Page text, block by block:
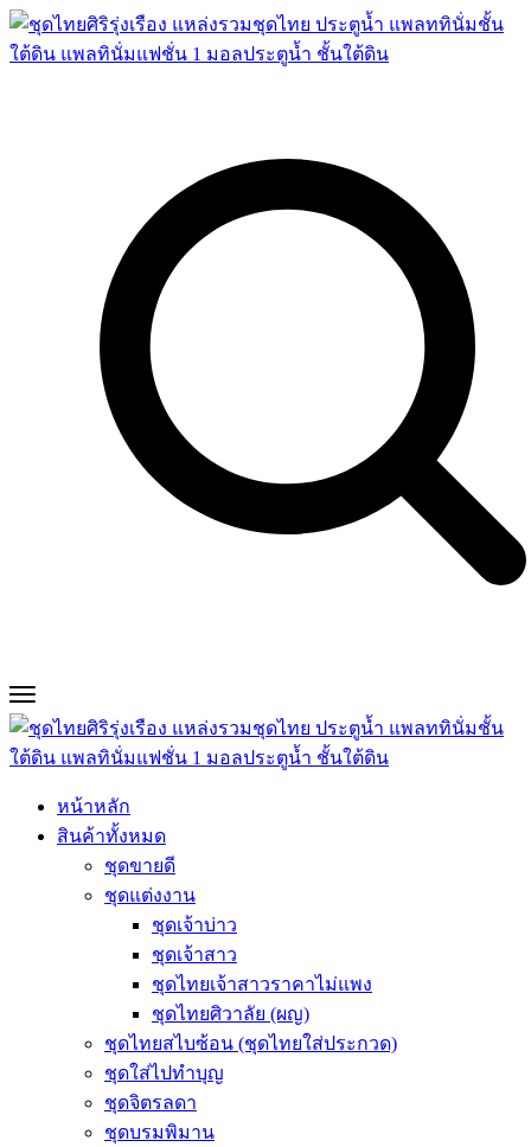
หน้าหลัก
สินค้าทั้งหมด
ชุดขายดี
ชุดแต่งงาน
ชุดเจ้าบ่าว
ชุดเจ้าสาว
ชุดไทยเจ้าสาวราคาไม่แพง
ชุดไทยศิวาลัย (ผญ)
ชุดไทยสไบซ้อน (ชุดไทยใส่ประกวด)
ชุดใส่ไปทำบุญ
ชุดจิตรลดา
ชุดบรมพิมาน